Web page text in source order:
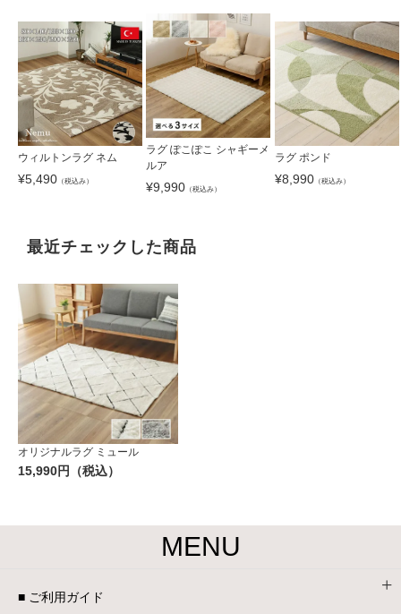
ウィルトンラグ ネム
¥5,490 （税込み）
ラグ ぽこぽこ シャギーメ
ルア
¥9,990 （税込み）
ラグ ポンド
¥8,990（税込み）
最近チェックした商品
オリジナルラグ ミュール
15,990円（税込）
MENU
■ ご利用ガイド